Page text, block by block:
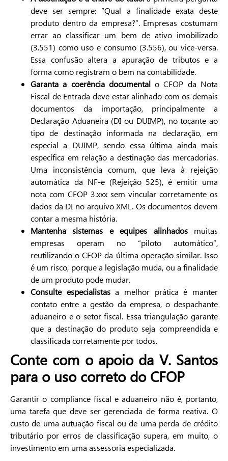
deve ser sempre: “Qual a finalidade exata deste
produto dentro da empresa?”. Empresas costumam
errar ao classificar um bem de ativo imobilizado
(3.551) como uso e consumo (3.556), ou vice-versa.
Essa confusão altera a apuração de tributos e a
forma como registram o bem na contabilidade.
Garanta a coerência documentalo CFOP da Nota
Fiscal de Entrada deve estar alinhado com os demais
documentos da importação, principalmente a
Declaração Aduaneira (DI ou DUIMP), no tocante ao
tipo de destinação informada na declaração, em
especial a DUIMP, sendo essa última ainda mais
específica em relação a destinação das mercadorias.
Uma inconsistência comum, que leva à rejeição
automática da NF-e (Rejeição 525), é emitir uma
nota com CFOP 3.xxx sem vincular corretamente os
dados da DI no arquivo XML. Os documentos devem
contar a mesma história.
Mantenha sistemas e equipes alinhadosmuitas
empresas operam no “piloto automático”,
reutilizando o CFOP da última operação similar. Isso
é um risco, porque a legislação muda, ou a finalidade
de um produto pode mudar.
Consulte especialistasa melhor prática é manter
contato entre a gestão da empresa, o despachante
aduaneiro e o setor fiscal. Essa triangulação garante
que a destinação do produto seja compreendida e
classificada corretamente por todos.
Conte com o apoio da V. Santos
para o uso correto do CFOP
Garantir o compliance fiscal e aduaneiro não é, portanto,
uma tarefa que deve ser gerenciada de forma reativa. O
custo de uma autuação fiscal ou de uma perda de crédito
tributário por erros de classificação supera, em muito, o
investimento em uma assessoria especializada.